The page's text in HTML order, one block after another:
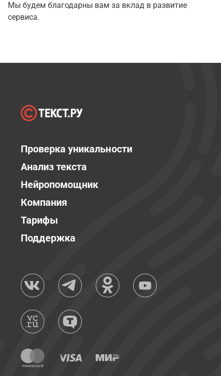
Мы будем благодарны вам за вклад в развитие
сервиса.
Проверка уникальности
Анализ текста
Нейропомощник
Компания
Тарифы
Поддержка